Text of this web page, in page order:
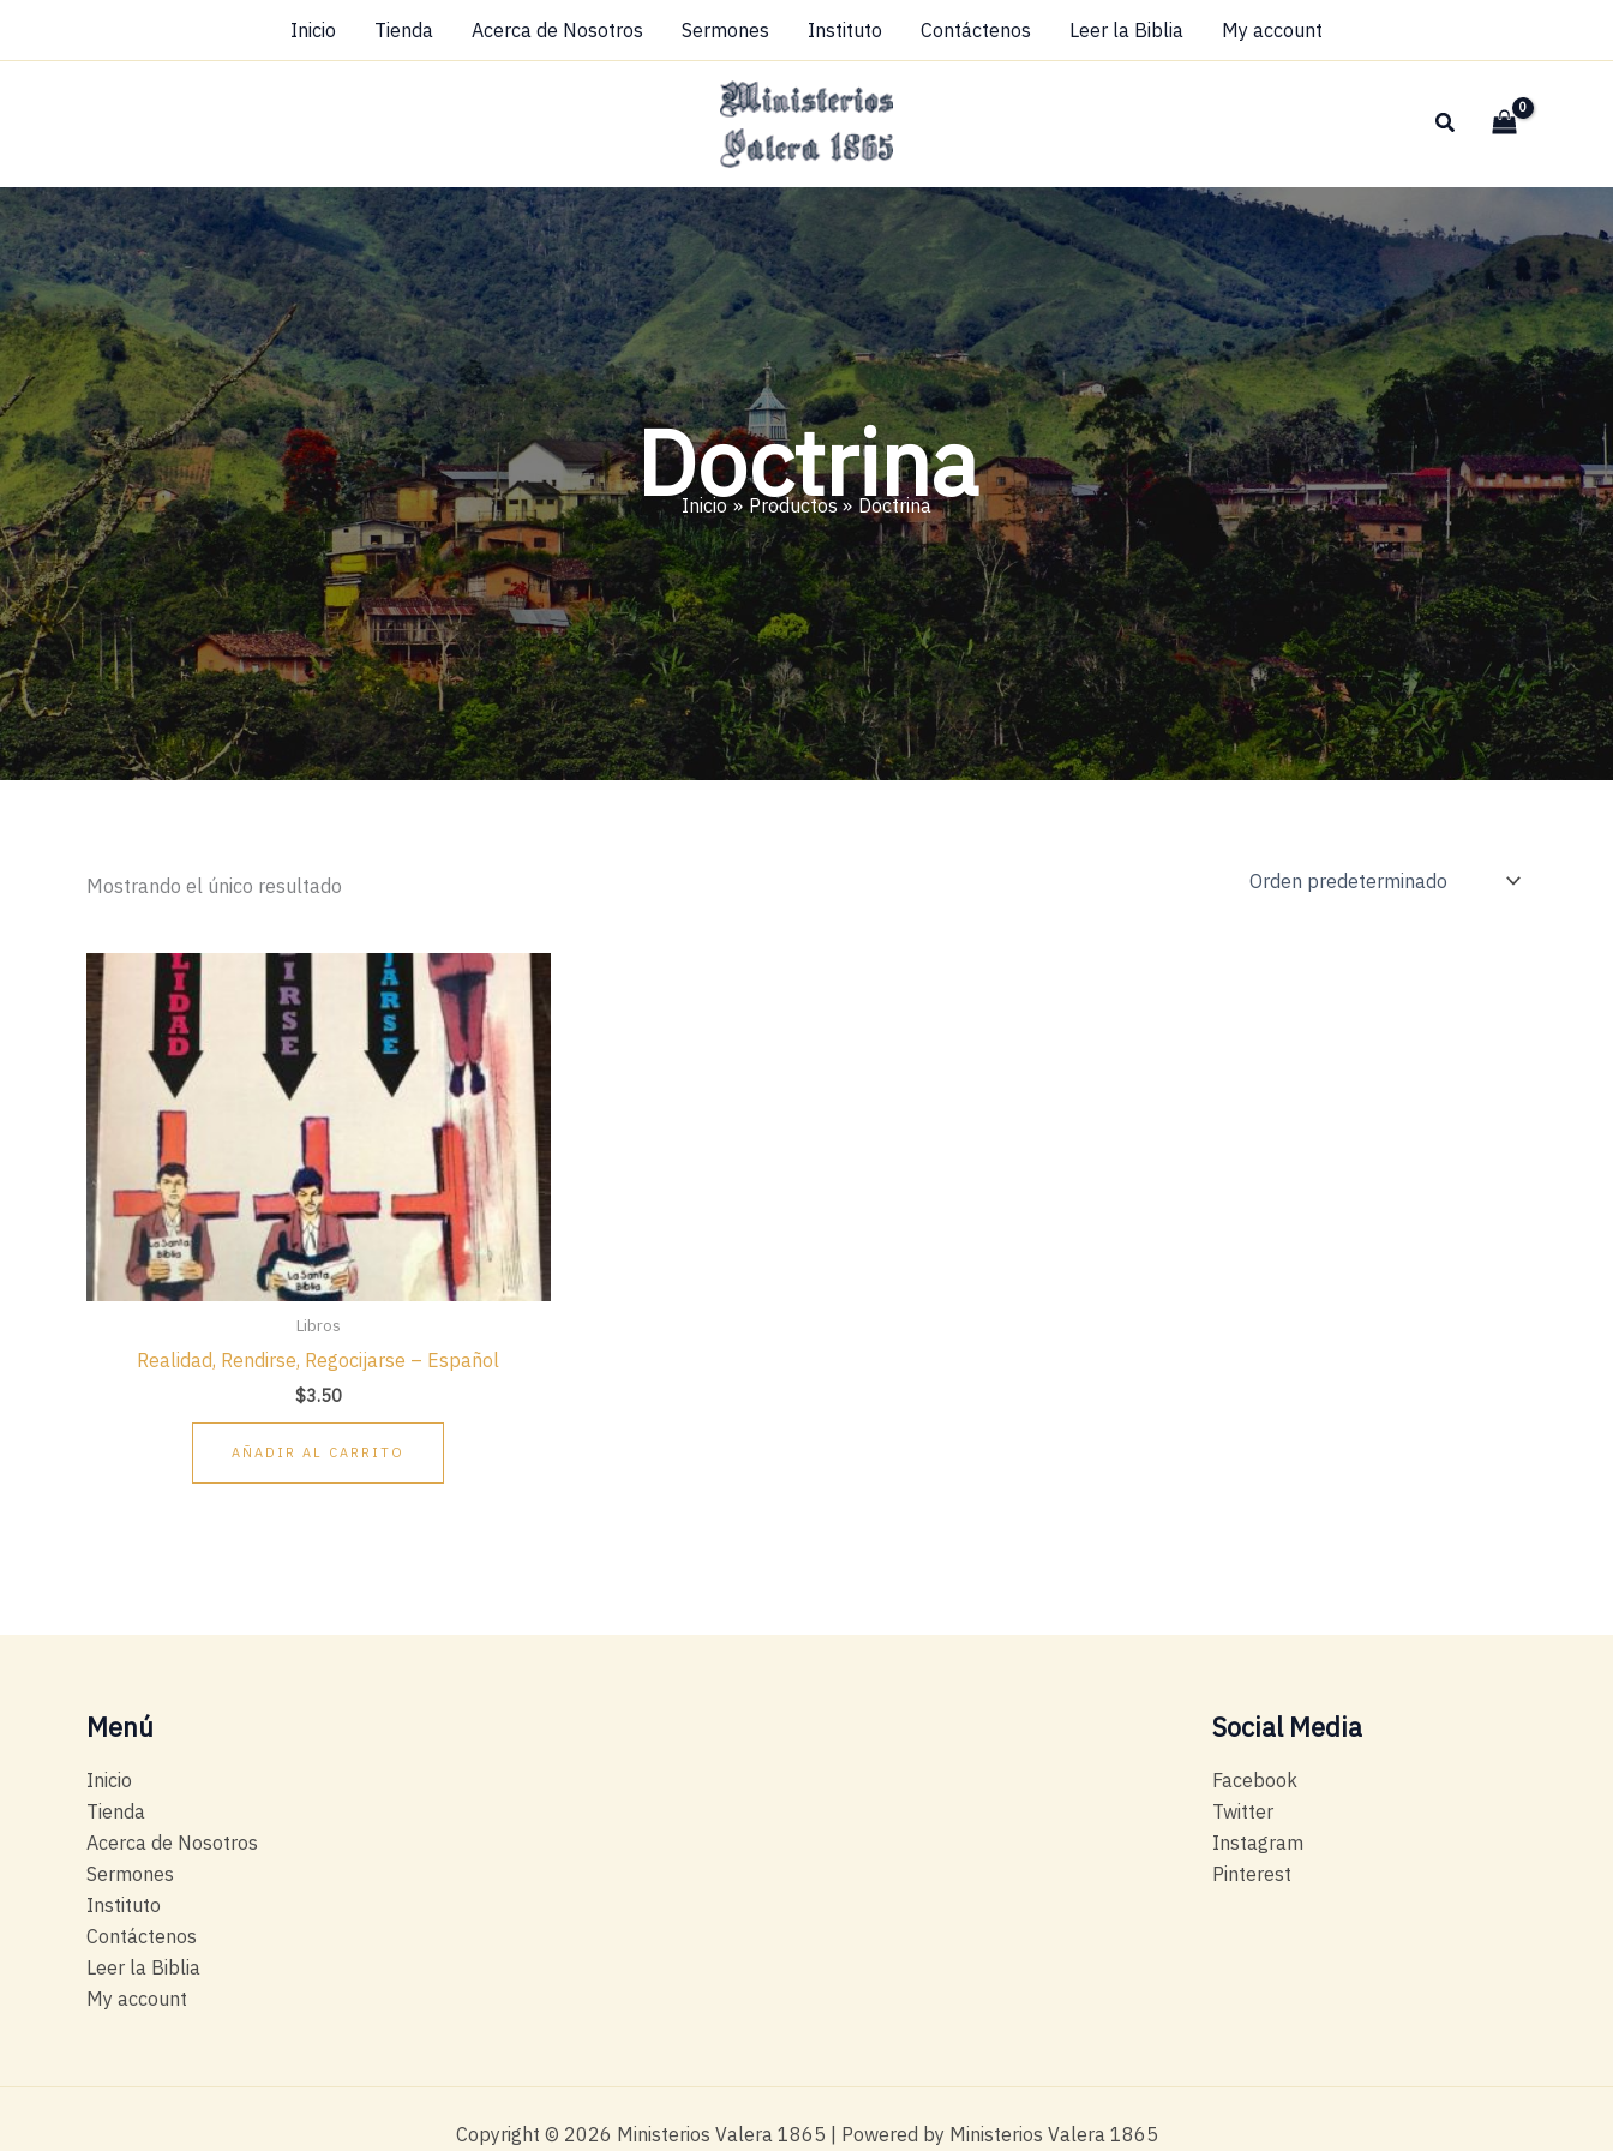
Inicio Tienda Acerca de Nosotros Sermones Instituto Contáctenos Leer la Biblia My account
Buscar
Doctrina
Inicio Productos Doctrina
Mostrando el único resultado
Libros
Realidad, Rendirse, Regocijarse – Español
$3.50
AÑADIR AL CARRITO
Menú
Inicio
Tienda
Acerca de Nosotros
Sermones
Instituto
Contáctenos
Leer la Biblia
My account
Social Media
Facebook
Twitter
Instagram
Pinterest
Copyright © 2026 Ministerios Valera 1865 | Powered by Ministerios Valera 1865